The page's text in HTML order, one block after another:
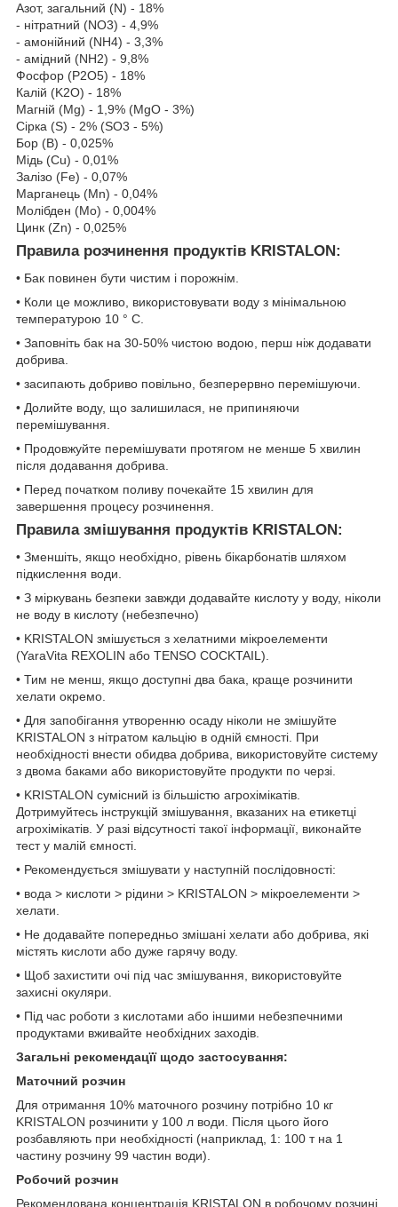
Азот, загальний (N) - 18%
- нітратний (NO3) - 4,9%
- амонійний (NH4) - 3,3%
- амідний (NH2) - 9,8%
Фосфор (P2O5) - 18%
Калiй (K2O) - 18%
Магнiй (Mg) - 1,9% (MgO - 3%)
Сірка (S) - 2% (SO3 - 5%)
Бор (B) - 0,025%
Мідь (Cu) - 0,01%
Залізо (Fe) - 0,07%
Марганець (Mn) - 0,04%
Молібден (Mo) - 0,004%
Цинк (Zn) - 0,025%
Правила розчинення продуктів KRISTALON:
• Бак повинен бути чистим і порожнім.
• Коли це можливо, використовувати воду з мінімальною
температурою 10 ° C.
• Заповніть бак на 30-50% чистою водою, перш ніж додавати
добрива.
• засипають добриво повільно, безперервно перемішуючи.
• Долийте воду, що залишилася, не припиняючи
перемішування.
• Продовжуйте перемішувати протягом не менше 5 хвилин
після додавання добрива.
• Перед початком поливу почекайте 15 хвилин для
завершення процесу розчинення.
Правила змішування продуктів KRISTALON:
• Зменшіть, якщо необхідно, рівень бікарбонатів шляхом
підкислення води.
• З міркувань безпеки завжди додавайте кислоту у воду, ніколи
не воду в кислоту (небезпечно)
• KRISTALON змішується з хелатними мікроелементи
(YaraVitа REXOLIN або TENSO COCKTAIL).
• Тим не менш, якщо доступні два бака, краще розчинити
хелати окремо.
• Для запобігання утворенню осаду ніколи не змішуйте
KRISTALON з нітратом кальцію в одній ємності. При
необхідності внести обидва добрива, використовуйте систему
з двома баками або використовуйте продукти по черзі.
• KRISTALON сумісний із більшістю агрохімікатів.
Дотримуйтесь інструкцій змішування, вказаних на етикетці
агрохімікатів. У разі відсутності такої інформації, виконайте
тест у малій ємності.
• Рекомендується змішувати у наступній послідовності:
• вода > кислоти > рідини > KRISTALON > мікроелементи >
хелати.
• Не додавайте попередньо змішані хелати або добрива, які
містять кислоти або дуже гарячу воду.
• Щоб захистити очі під час змішування, використовуйте
захисні окуляри.
• Під час роботи з кислотами або іншими небезпечними
продуктами вживайте необхідних заходів.
Загальні рекомендацїї щодо застосування:
Маточний розчин
Для отримання 10% маточного розчину потрібно 10 кг
KRISTALON розчинити у 100 л води. Після цього його
розбавляють при необхідності (наприклад, 1: 100 т на 1
частину розчину 99 частин води).
Робочий розчин
Рекомендована концентрація KRISTALON в робочому розчині